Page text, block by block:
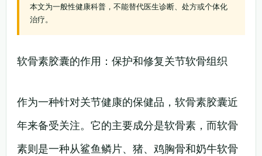
本文为一般性健康科普，不能替代医生诊断、处方或个体化
治疗。
软骨素胶囊的作用：保护和修复关节软骨组织
作为一种针对关节健康的保健品，软骨素胶囊近
年来备受关注。它的主要成分是软骨素，而软骨
素则是一种从鲨鱼鳞片、猪、鸡胸骨和奶牛软骨